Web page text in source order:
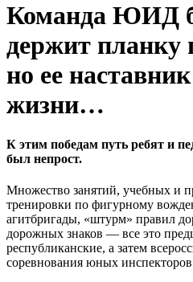
Команда ЮИД
держит планку
но ее
жизни…
К этим победам путь ребят и
был непрост.
Множество занятий, учебных и
тренировки по фигурному
агитбригады, «штурм» правил
дорожных знаков — все это
республиканские, а затем
соревнования юных